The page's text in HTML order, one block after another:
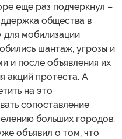
еще раз подчеркнул –
общества в
мобилизации
шантаж, угрозы и
и после объявления их
акций протеста. А
на это
сопоставление
больших городов.
объявил о том, что